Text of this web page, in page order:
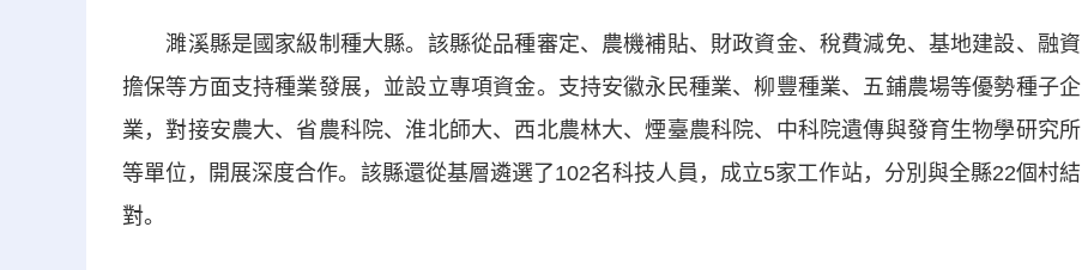
濉溪縣是國家級制種大縣。該縣從品種審定、農機補貼、財政資金、稅費減免、基地建設、融資
擔保等方面支持種業發展，並設立專項資金。支持安徽永民種業、柳豐種業、五鋪農場等優勢種子企
業，對接安農大、省農科院、淮北師大、西北農林大、煙臺農科院、中科院遺傳與發育生物學研究所
等單位，開展深度合作。該縣還從基層遴選了102名科技人員，成立5家工作站，分別與全縣22個村結
對。